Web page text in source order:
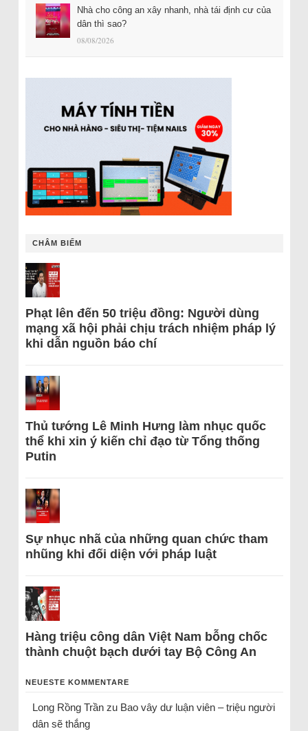
Nhà cho công an xây nhanh, nhà tái định cư của
dân thì sao?
08/08/2026
CHÂM BIẾM
Phạt lên đến 50 triệu đồng: Người dùng
mạng xã hội phải chịu trách nhiệm pháp lý
khi dẫn nguồn báo chí
Thủ tướng Lê Minh Hưng làm nhục quốc
thể khi xin ý kiến chỉ đạo từ Tổng thống
Putin
Sự nhục nhã của những quan chức tham
nhũng khi đối diện với pháp luật
Hàng triệu công dân Việt Nam bỗng chốc
thành chuột bạch dưới tay Bộ Công An
NEUESTE KOMMENTARE
Long Rồng Trầnzu Bao vây dư luận viên – triệu người
dân sẽ thắng